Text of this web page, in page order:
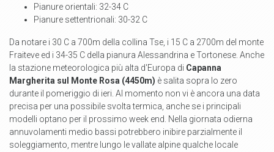
Pianure orientali: 32-34 C
Pianure settentrionali: 30-32 C
Da notare i 30 C a 700m della collina Tse, i 15 C a 2700m del monte
Fraiteve ed i 34-35 C della pianura Alessandrina e Tortonese. Anche
la stazione meteorologica più alta d'Europa di Capanna
Margherita sul Monte Rosa (4450m) è salita sopra lo zero
durante il pomeriggio di ieri. Al momento non vi è ancora una data
precisa per una possibile svolta termica, anche se i principali
modelli optano per il prossimo week end. Nella giornata odierna
annuvolamenti medio bassi potrebbero inibire parzialmente il
soleggiamento, mentre lungo le vallate alpine qualche locale